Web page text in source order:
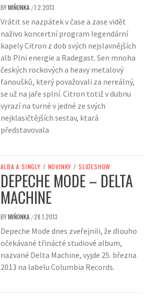
BYMIŇONKA /1.2.2013
Vrátit se nazpátek v čase a zase vidět
naživo koncertní program legendární
kapely Citron z dob svých nejslavnějších
alb Plni energie a Radegast. Sen mnoha
českých rockových a heavy metalový
fanoušků, který považovali za nereálný,
se už na jaře splní. Citron totiž v dubnu
vyrazí na turné v jedné ze svých
nejklasičtějších sestav, ktará
představovala
ALBA A SINGLY / NOVINKY / SLIDESHOW
DEPECHE MODE – DELTA
MACHINE
BYMIŇONKA /28.1.2013
Depeche Mode dnes zveřejnili, že dlouho
očekávané třinácté studiové album,
nazvané Delta Machine, vyjde 25. března
2013 na labelu Columbia Records.